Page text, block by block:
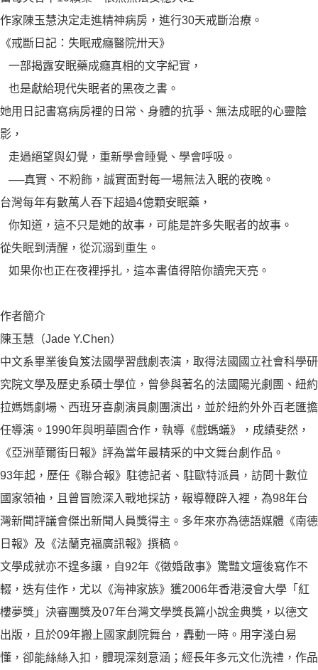
作家陳玉慧決定走進精神病房，進行30天戒斷治療。
《戒斷日記：失眠戒癮醫院卅天》
一部揭露安眠藥成癮真相的文字紀實，
也是獻給現代失眠者的黑夜之書。
她用日記書寫病房裡的日常、身體的抗爭、無法成眠的心靈陰
影，
走過絕望與幻覺，重新學會睡覺、學會呼吸。
──真實、不粉飾，誠實面對每一場無法入眠的夜晚。
台灣每年有數萬人吞下超過4億顆安眠藥，
你知道，這不只是她的故事，可能是許多失眠者的故事。
從失眠到清醒，從沉溺到重生。
如果你也正在夜裡掙扎，這本書值得陪你讀完天亮。
作者簡介
陳玉慧（Jade Y.Chen）
中文系畢業後負笈法國學習戲劇表演，取得法國國立社會科學研
究院文學及歷史系碩士學位，曾參與著名的法國陽光劇團、紐約
拉媽媽劇場、西班牙喜劇演員劇團演出，並於紐約外外百老匯擔
任導演。1990年與明華園合作，執導《戲螞蟻》，成績斐然，
《亞洲華爾街日報》評為當年最精采的中文舞台劇作品。
93年起，歷任《聯合報》駐德記者、駐歐特派員，訪問十數位
國家領袖，且曾冒險深入戰地採訪，報導鞭辟入裡，為98年台
灣新聞評議會傑出新聞人員獎得主。多年來亦為德語媒體《南德
日報》及《法蘭克福廣訊報》撰稿。
文學成就亦不遑多讓，自92年《徵婚啟事》驚豔文壇後寫作不
輟，迭有佳作，尤以《海神家族》獲2006年香港浸會大學「紅
樓夢獎」決審團獎及07年台灣文學獎長篇小說金典獎，以德文
出版，且於09年搬上國家劇院舞台，轟動一時。用字淺白易
懂，卻能絲絲入扣，體現深刻意涵；經長年多元文化洗禮，作品